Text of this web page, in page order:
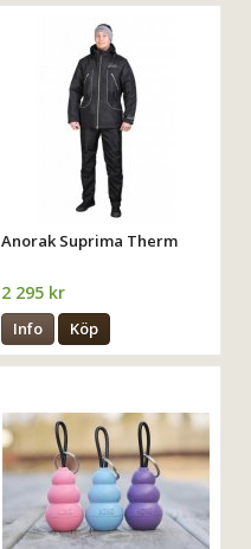
Anorak Suprima Therm
2 295 kr
Info Köp